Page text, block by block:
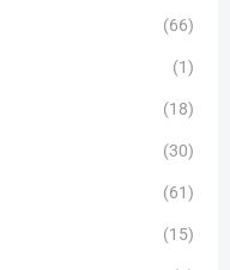
(66)
(1)
(18)
(30)
(61)
(15)